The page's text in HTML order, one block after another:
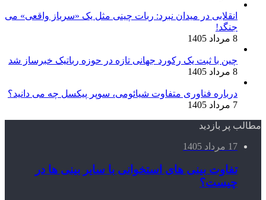
انقلابی در میدان نبرد: ربات چینی مثل یک «سرباز واقعی» می‌
جنگد!
8 مرداد 1405
چین با ثبت یک رکورد جهانی تازه در حوزه رباتیک خبرساز شد
8 مرداد 1405
درباره فناوری متفاوت شیائومی، سوپر پیکسل چه می دانید؟
7 مرداد 1405
مطالب پر بازدید
17 مرداد 1405
تفاوت بینی های استخوانی با سایر بینی ها در
چیست؟